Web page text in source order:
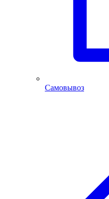
Самовывоз